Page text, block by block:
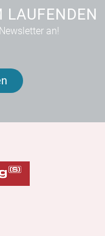
LAUFENDEN
an!